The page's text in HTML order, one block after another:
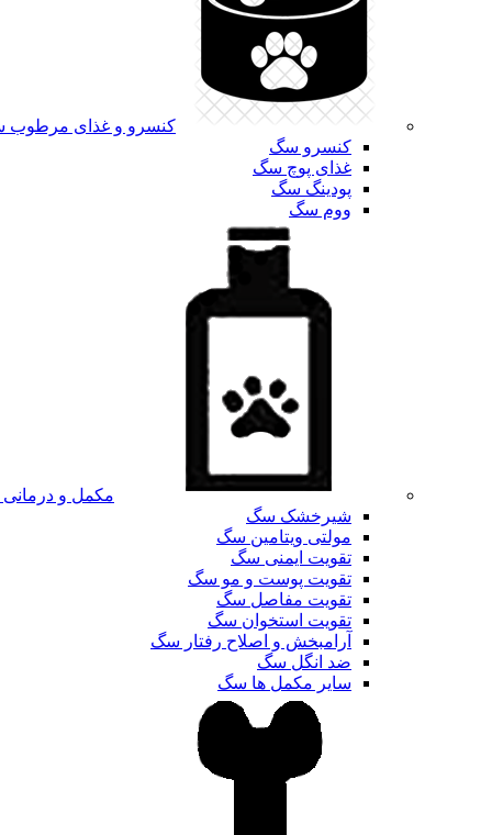
کنسرو و غذای
کنسرو سگ
غذای پوچ سگ
پودینگ سگ
ووم سگ
مکمل و
شیرخشک سگ
مولتی ویتامین سگ
تقویت ایمنی سگ
تقویت پوست و مو سگ
تقویت مفاصل سگ
تقویت استخوان سگ
آرامبخش و اصلاح رفتار سگ
ضد انگل سگ
سایر مکمل ها سگ